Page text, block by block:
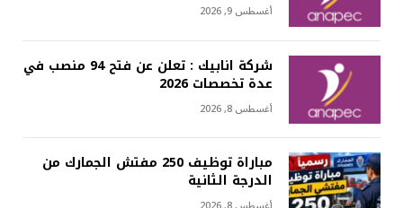
أغسطس 9, 2026
شركة انابيك : تعلن عن فتح 94 منصب في
عدة تخصصات 2026
أغسطس 8, 2026
مباراة توظيف 250 مفتش الجمارك من
الدرجة الثانية